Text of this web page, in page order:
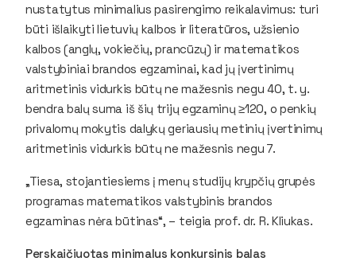
nustatytus minimalius pasirengimo reikalavimus: turi
būti išlaikyti lietuvių kalbos ir literatūros, užsienio
kalbos (anglų, vokiečių, prancūzų) ir matematikos
valstybiniai brandos egzaminai, kad jų įvertinimų
aritmetinis vidurkis būtų ne mažesnis negu 40, t. y.
bendra balų suma iš šių trijų egzaminų ≥120, o penkių
privalomų mokytis dalykų geriausių metinių įvertinimų
aritmetinis vidurkis būtų ne mažesnis negu 7.
„Tiesa, stojantiesiems į menų studijų krypčių grupės
programas matematikos valstybinis brandos
egzaminas nėra būtinas“, – teigia prof. dr. R. Kliukas.
Perskaičiuotas minimalus konkursinis balas